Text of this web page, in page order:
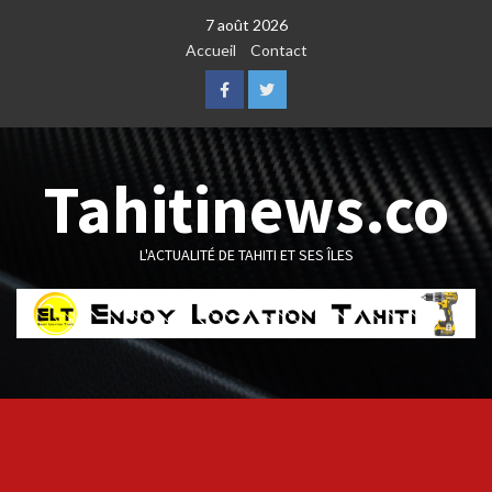
7 août 2026
Accueil
Contact
FacebookTwitter
Tahitinews.co
L'ACTUALITÉ DE TAHITI ET SES ÎLES